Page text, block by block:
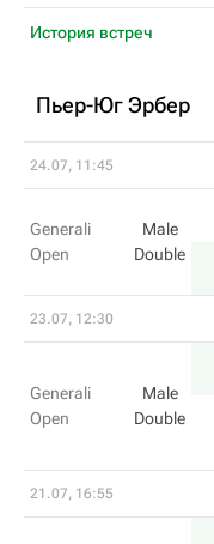
История встреч
Пьер-Юг Эрбер
24.07, 11:45
Generali
Open
Male
Double
23.07, 12:30
Generali
Open
Male
Double
21.07, 16:55